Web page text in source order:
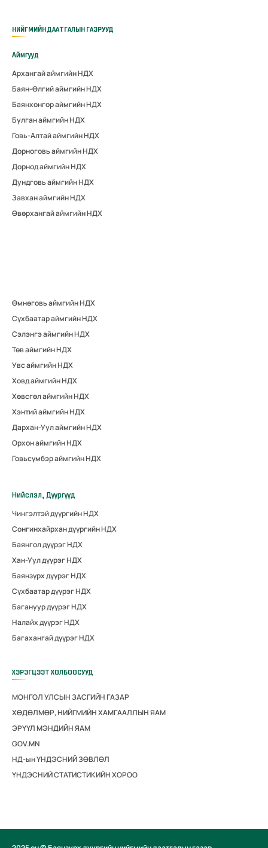
НИЙГМИЙН ДААТГАЛЫН ГАЗРУУД
Аймгууд
Архангай аймгийн НДХ
Баян-Өлгий аймгийн НДХ
Баянхонгор аймгийн НДХ
Булган аймгийн НДХ
Говь-Алтай аймгийн НДХ
Дорноговь аймгийн НДХ
Дорнод аймгийн НДХ
Дундговь аймгийн НДХ
Завхан аймгийн НДХ
Өвөрхангай аймгийн НДХ
Өмнөговь аймгийн НДХ
Сүхбаатар аймгийн НДХ
Сэлэнгэ аймгийн НДХ
Төв аймгийн НДХ
Увс аймгийн НДХ
Ховд аймгийн НДХ
Хөвсгөл аймгийн НДХ
Хэнтий аймгийн НДХ
Дархан-Уул аймгийн НДХ
Орхон аймгийн НДХ
Говьсүмбэр аймгийн НДХ
Нийслэл, Дүүргүүд
Чингэлтэй дүүргийн НДХ
Сонгинхайрхан дүүргийн НДХ
Баянгол дүүрэг НДХ
Хан-Уул дүүрэг НДХ
Баянзүрх дүүрэг НДХ
Сүхбаатар дүүрэг НДХ
Багануур дүүрэг НДХ
Налайх дүүрэг НДХ
Багахангай дүүрэг НДХ
ХЭРЭГЦЭЭТ ХОЛБООСУУД
МОНГОЛ УЛСЫН ЗАСГИЙН ГАЗАР
ХӨДӨЛМӨР, НИЙГМИЙН ХАМГААЛЛЫН ЯАМ
ЭРҮҮЛ МЭНДИЙН ЯАМ
GOV.MN
НД-ын ҮНДЭСНИЙ ЗӨВЛӨЛ
ҮНДЭСНИЙ СТАТИСТИКИЙН ХОРОО